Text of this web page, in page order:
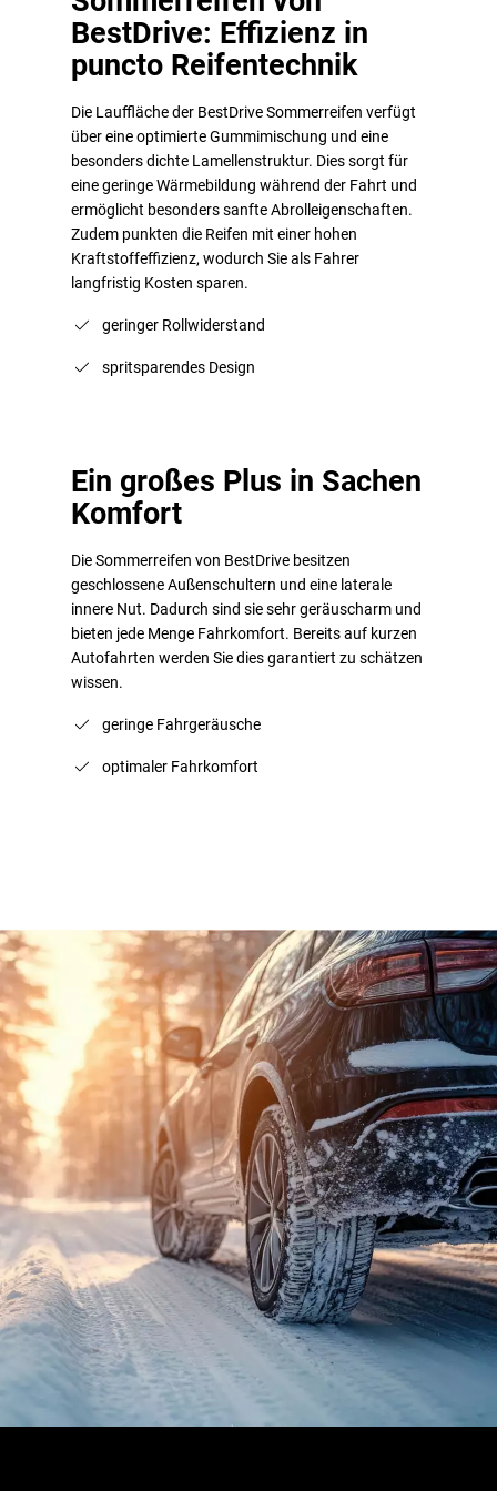
BestDrive: Effizienz in
puncto Reifentechnik
Die Lauffläche der BestDrive Sommerreifen verfügt
über eine optimierte Gummimischung und eine
besonders dichte Lamellenstruktur. Dies sorgt für
eine geringe Wärmebildung während der Fahrt und
ermöglicht besonders sanfte Abrolleigenschaften.
Zudem punkten die Reifen mit einer hohen
Kraftstoffeffizienz, wodurch Sie als Fahrer
langfristig Kosten sparen.
geringer Rollwiderstand
spritsparendes Design
Ein großes Plus in Sachen
Komfort
Die Sommerreifen von BestDrive besitzen
geschlossene Außenschultern und eine laterale
innere Nut. Dadurch sind sie sehr geräuscharm und
bieten jede Menge Fahrkomfort. Bereits auf kurzen
Autofahrten werden Sie dies garantiert zu schätzen
wissen.
geringe Fahrgeräusche
optimaler Fahrkomfort